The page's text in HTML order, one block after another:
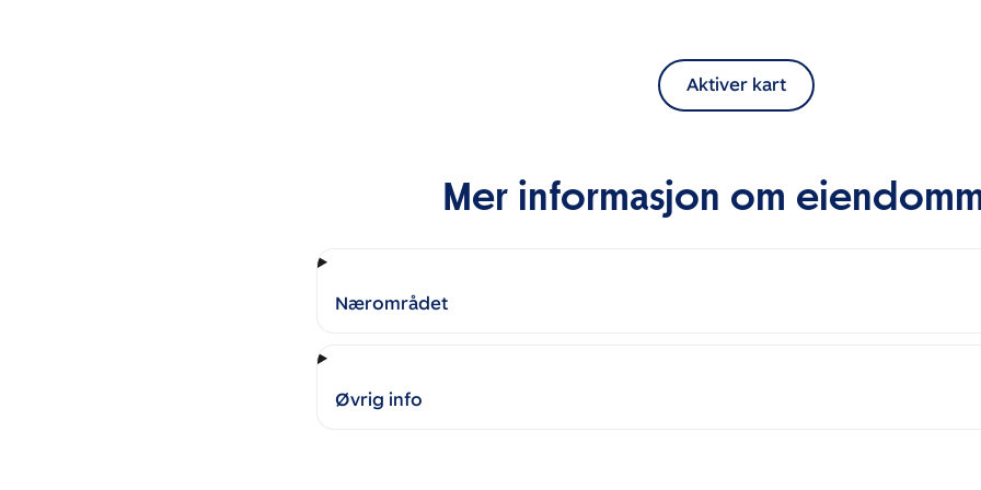
Aktiver kart
Mer informasjon om
Nærområdet
Øvrig info